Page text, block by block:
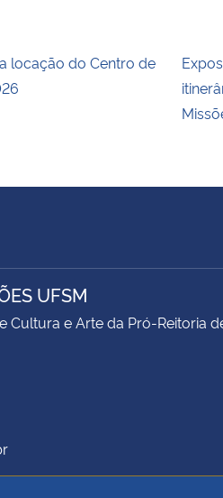
locação do Centro de
UFSM
e Arte da Pró-Reitoria